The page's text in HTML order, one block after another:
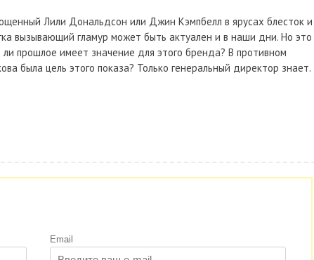
Лили Дональдсон или Джин Кэмпбелл в ярусах блесток и
вызывающий гламур может быть актуален и в наши дни. Но это
прошлое имеет значение для этого бренда? В противном
была цель этого показа? Только генеральный директор знает.
Email